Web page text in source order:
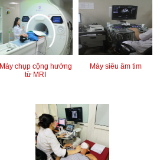
Máy chụp cộng hưởng
từ MRI
Máy siêu âm tim